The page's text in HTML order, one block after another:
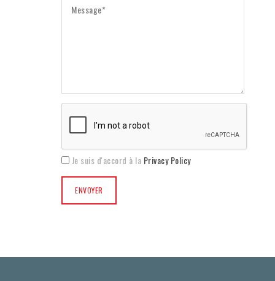
Je suis d'accord à la Privacy Policy